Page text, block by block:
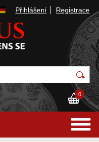
Přihlášení Registrace
0